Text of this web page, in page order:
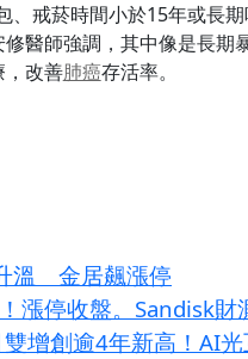
、戒菸時間小於15年或長
醫師強調，其中像是長
，改善肺癌存活率。
溫 金居飆漲停
漲停收盤。Sandisk
雙增創逾4年新高！AI